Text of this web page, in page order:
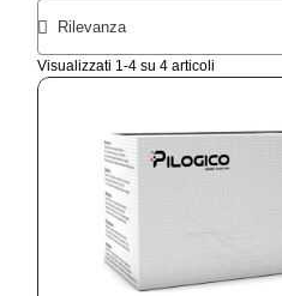
Visualizzati 1-4 su 4 articoli